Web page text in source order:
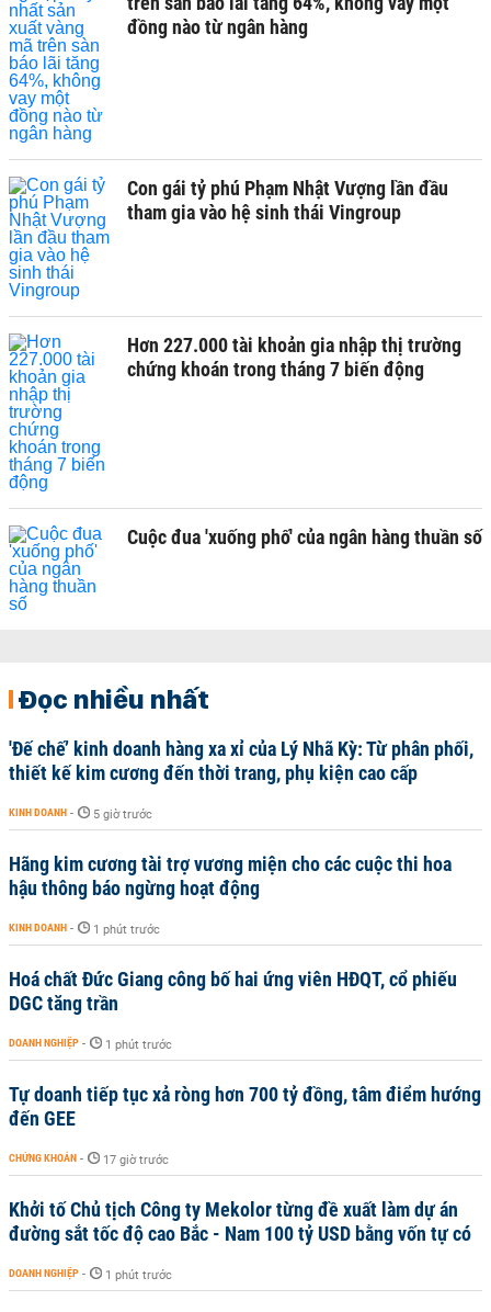
đồng nào từ ngân hàng
Con gái tỷ phú Phạm Nhật Vượng lần đầu
tham gia vào hệ sinh thái Vingroup
Hơn 227.000 tài khoản gia nhập thị trường
chứng khoán trong tháng 7 biến động
Cuộc đua 'xuống phố' của ngân hàng thuần số
Đọc nhiều nhất
'Đế chế’ kinh doanh hàng xa xỉ của Lý Nhã Kỳ: Từ phân phối,
thiết kế kim cương đến thời trang, phụ kiện cao cấp
KINH DOANH - 5 giờ trước
Hãng kim cương tài trợ vương miện cho các cuộc thi hoa
hậu thông báo ngừng hoạt động
KINH DOANH - 1 phút trước
Hoá chất Đức Giang công bố hai ứng viên HĐQT, cổ phiếu
DGC tăng trần
DOANH NGHIỆP - 1 phút trước
Tự doanh tiếp tục xả ròng hơn 700 tỷ đồng, tâm điểm hướng
đến GEE
CHỨNG KHOÁN - 17 giờ trước
Khởi tố Chủ tịch Công ty Mekolor từng đề xuất làm dự án
đường sắt tốc độ cao Bắc - Nam 100 tỷ USD bằng vốn tự có
DOANH NGHIỆP - 1 phút trước